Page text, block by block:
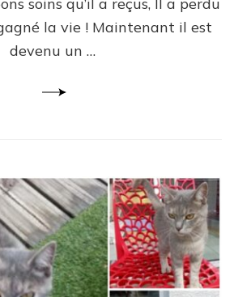
la vie ! Maintenant il est
devenu un …